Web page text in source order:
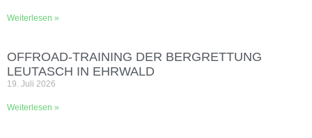
Weiterlesen »
OFFROAD‑TRAINING DER BERGRETTUNG
LEUTASCH IN EHRWALD
19. Juli 2026
Weiterlesen »